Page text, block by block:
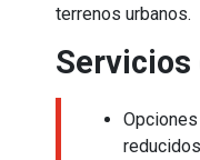
terrenos urbanos.
Servicios